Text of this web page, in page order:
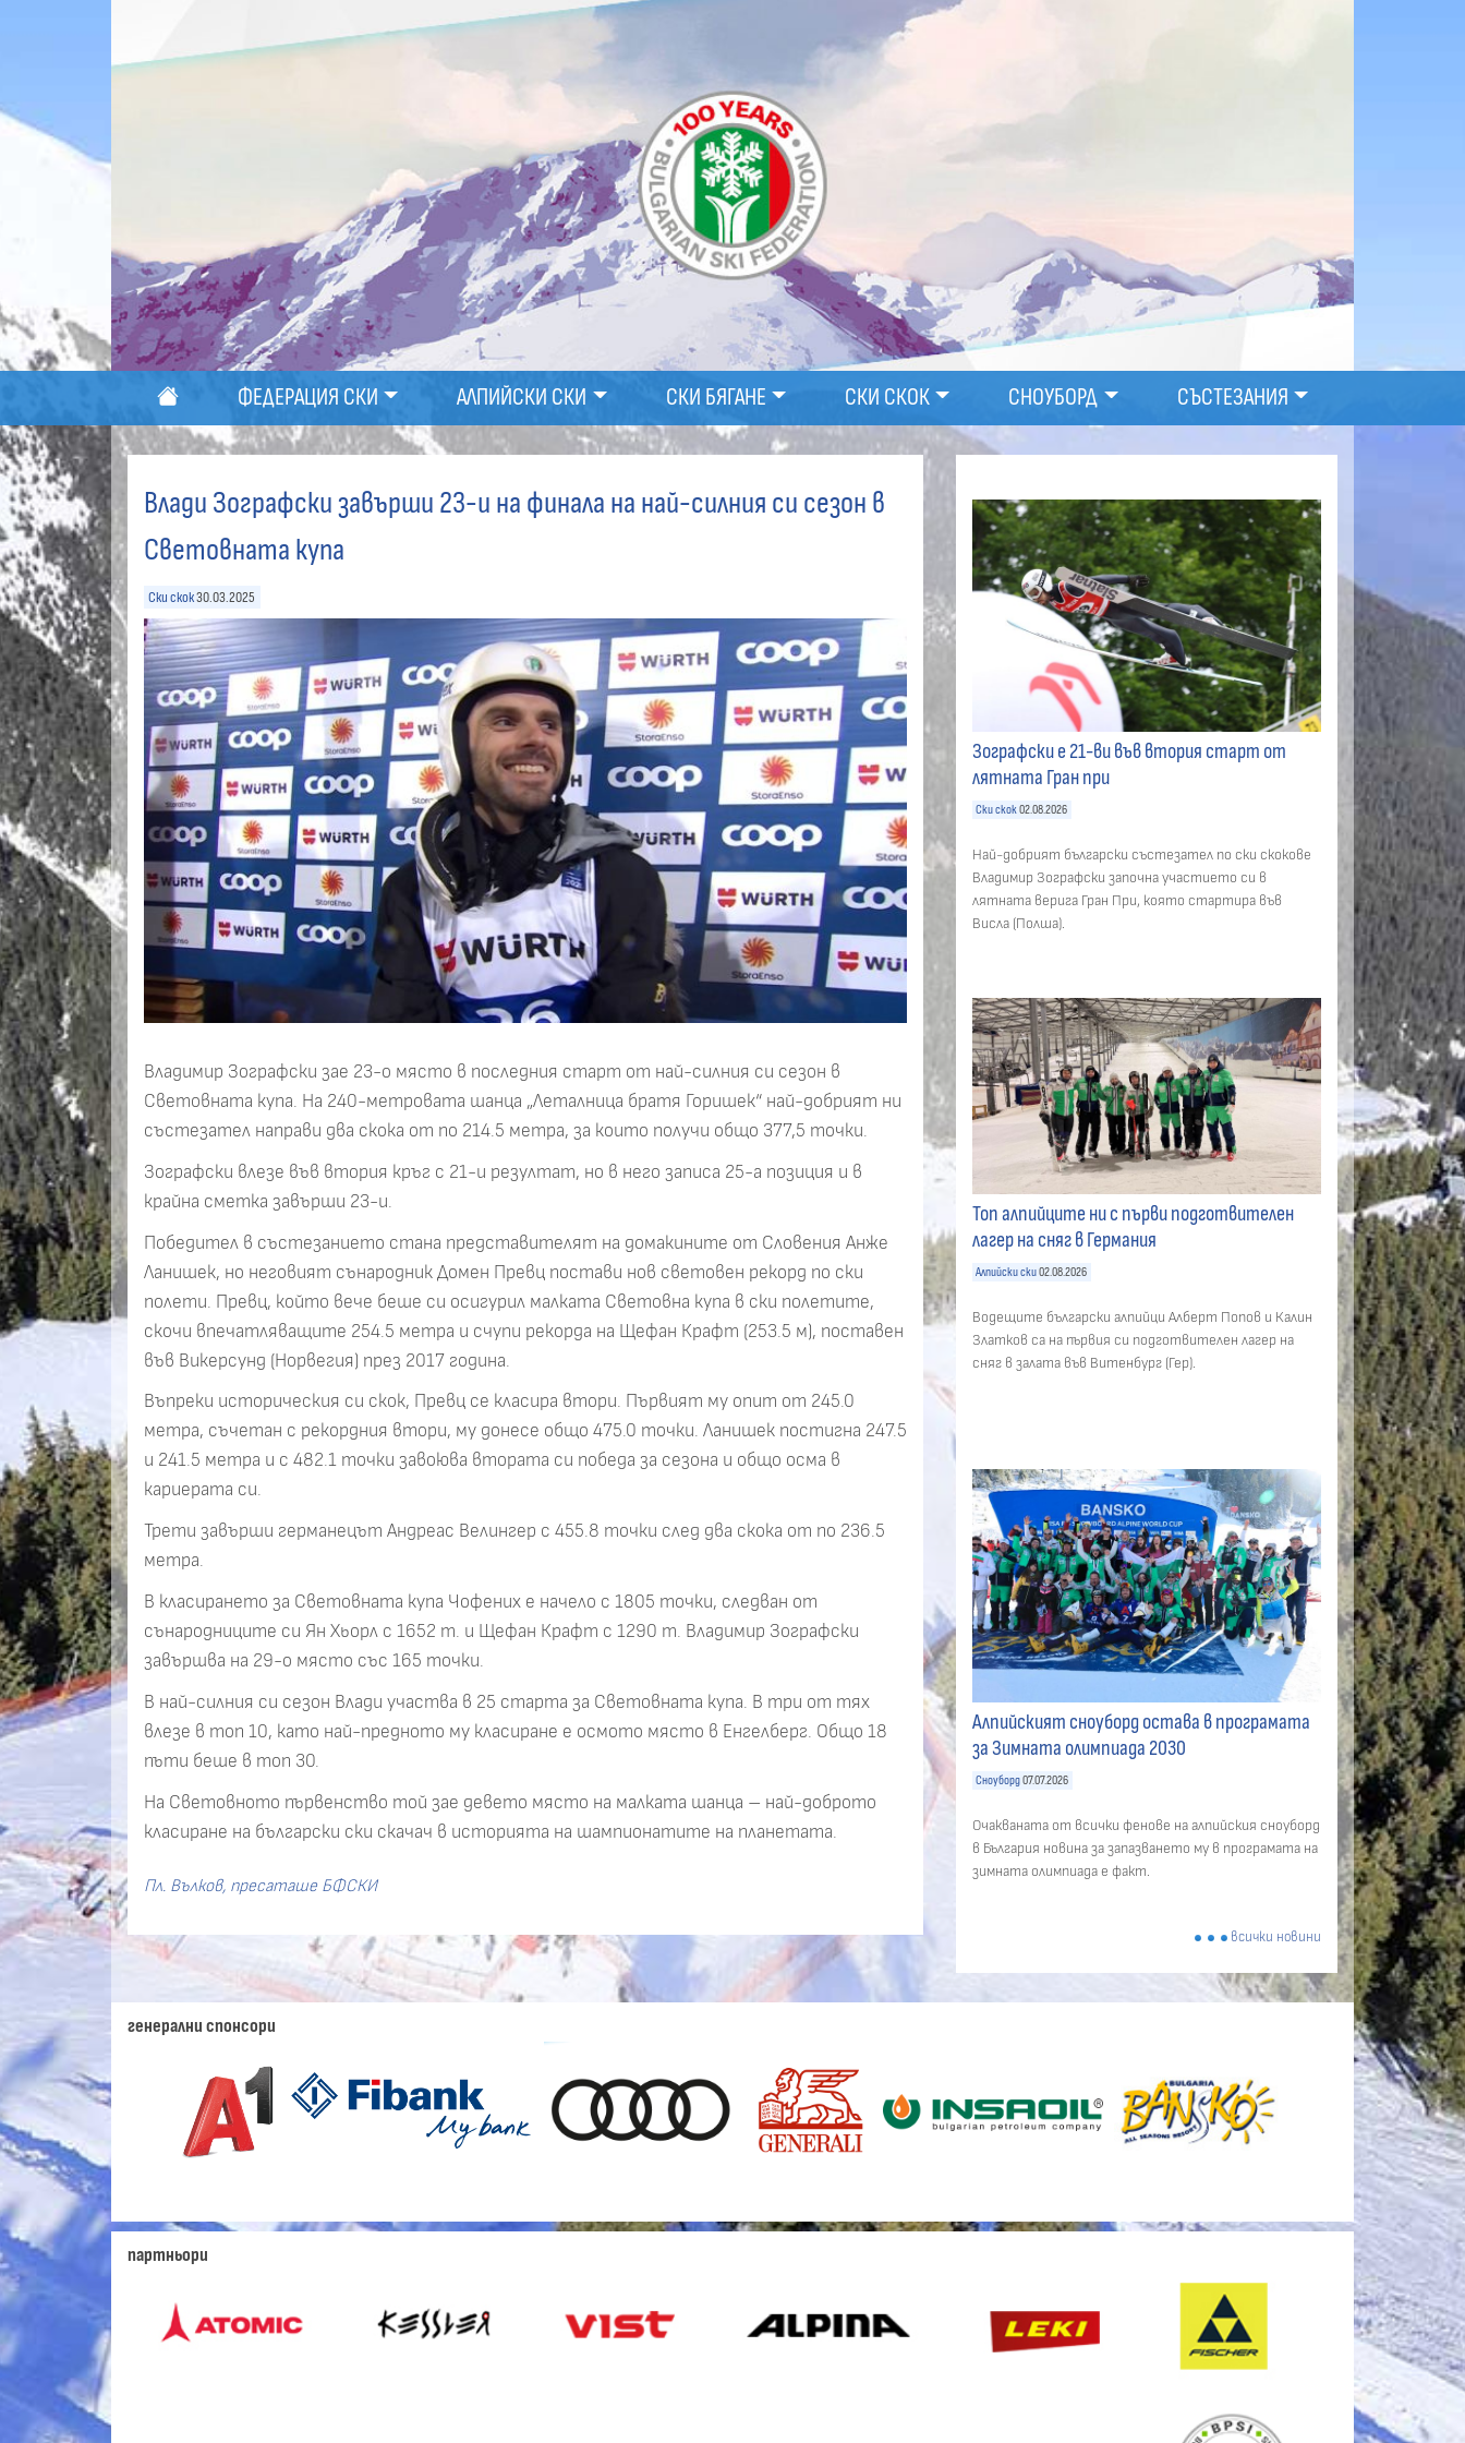
ФЕДЕРАЦИЯ СКИ АЛПИЙСКИ СКИ СКИ БЯГАНЕ СКИ СКОК СНОУБОРД СЪСТЕЗАНИЯ
Влади Зографски завърши 23-и на финала на най-силния си сезон в
Световната купа
Ски скок30.03.2025
Владимир Зографски зае 23-о място в последния старт от най-силния си сезон в
Световната купа. На 240-метровата шанца „Леталница братя Горишек“ най-добрият ни
състезател направи два скока от по 214.5 метра, за които получи общо 377,5 точки.
Зографски влезе във втория кръг с 21-и резултат, но в него записа 25-а позиция и в
крайна сметка завърши 23-и.
Победител в състезанието стана представителят на домакините от Словения Анже
Ланишек, но неговият сънародник Домен Превц постави нов световен рекорд по ски
полети. Превц, който вече беше си осигурил малката Световна купа в ски полетите,
скочи впечатляващите 254.5 метра и счупи рекорда на Щефан Крафт (253.5 м), поставен
във Викерсунд (Норвегия) през 2017 година.
Въпреки историческия си скок, Превц се класира втори. Първият му опит от 245.0
метра, съчетан с рекордния втори, му донесе общо 475.0 точки. Ланишек постигна 247.5
и 241.5 метра и с 482.1 точки завоюва втората си победа за сезона и общо осма в
кариерата си.
Трети завърши германецът Андреас Велингер с 455.8 точки след два скока от по 236.5
метра.
В класирането за Световната купа Чофених е начело с 1805 точки, следван от
сънародниците си Ян Хьорл с 1652 т. и Щефан Крафт с 1290 т. Владимир Зографски
завършва на 29-о място със 165 точки.
В най-силния си сезон Влади участва в 25 старта за Световната купа. В три от тях
влезе в топ 10, като най-предното му класиране е осмото място в Енгелберг. Общо 18
пъти беше в топ 30.
На Световното първенство той зае девето място на малката шанца – най-доброто
класиране на български ски скачач в историята на шампионатите на планетата.
Пл. Вълков, пресаташе БФСКИ
Зографски е 21-ви във втория старт от
лятната Гран при
Ски скок 02.08.2026
Най-добрият български състезател по ски скокове
Владимир Зографски започна участието си в
лятната верига Гран При, която стартира във
Висла (Полша).
Топ алпийците ни с първи подготвителен
лагер на сняг в Германия
Алпийски ски 02.08.2026
Водещите български алпийци Алберт Попов и Калин
Златков са на първия си подготвителен лагер на
сняг в залата във Витенбург (Гер).
Алпийският сноуборд остава в програмата
за Зимната олимпиада 2030
Сноуборд 07.07.2026
Очакваната от всички фенове на алпийския сноуборд
в България новина за запазването му в програмата на
зимната олимпиада е факт.
всички новини
генерални спонсори
партньори